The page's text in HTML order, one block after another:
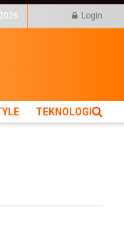
Login
TEKNOLOGI